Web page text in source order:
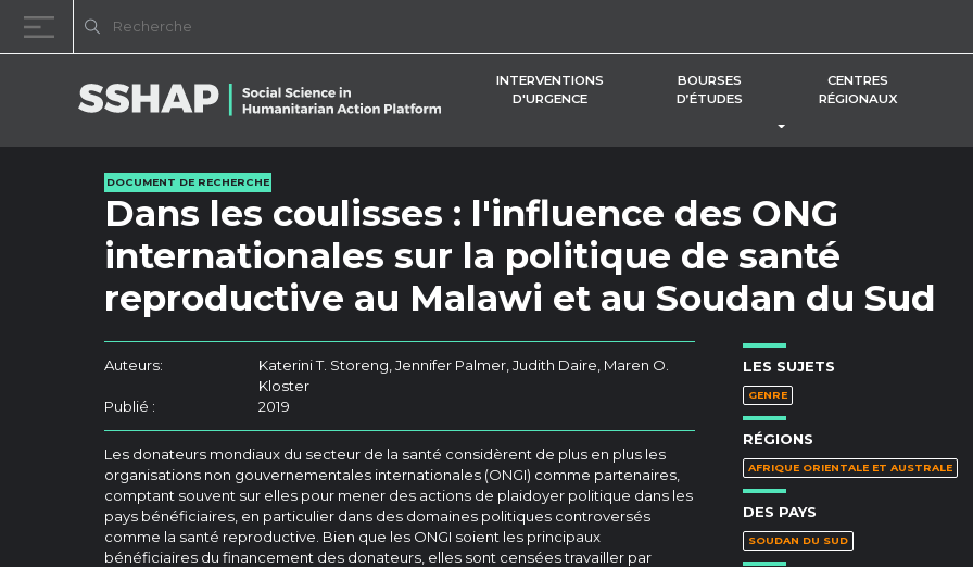
INTERVENTIONS
D'URGENCE
BOURSES
D’ÉTUDES
CENTRES
RÉGIONAUX
BASCULER LE MENU
DOCUMENT DE RECHERCHE
Dans les coulisses : l'influence des ONG
internationales sur la politique de santé
reproductive au Malawi et au Soudan du Sud
Auteurs:
Katerini T. Storeng, Jennifer Palmer, Judith Daire, Maren O.
Kloster
Publié :
2019
Les donateurs mondiaux du secteur de la santé considèrent de plus en plus les
organisations non gouvernementales internationales (ONGI) comme partenaires,
comptant souvent sur elles pour mener des actions de plaidoyer politique dans les
pays bénéficiaires, en particulier dans des domaines politiques controversés
comme la santé reproductive. Bien que les ONGI soient les principaux
bénéficiaires du financement des donateurs, elles sont censées travailler par
LES SUJETS
GENRE
RÉGIONS
AFRIQUE ORIENTALE ET AUSTRALE
DES PAYS
SOUDAN DU SUD